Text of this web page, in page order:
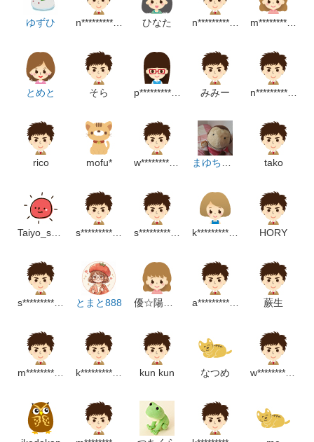
ゆずひ n**********************p ひなた n************************p m*******************************p
とめと そら p*******************m みみー n*****************m
rico mofu* w***********p まゆちゅぴ tako
Taiyo_san3 s****************************p s*************************m k***********************m HORY
s***********************m とまと888 優☆陽☆星 a*******************m 蕨生
m********************m k**********************m kun kun なつめ w*********************m